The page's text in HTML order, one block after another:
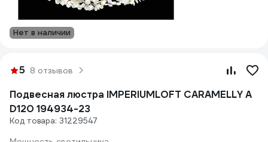
Нет в наличии
5 8 отзывов
Подвесная люстра IMPERIUMLOFT CARAMELLY A
D120 194934-23
Код товара: 31229547